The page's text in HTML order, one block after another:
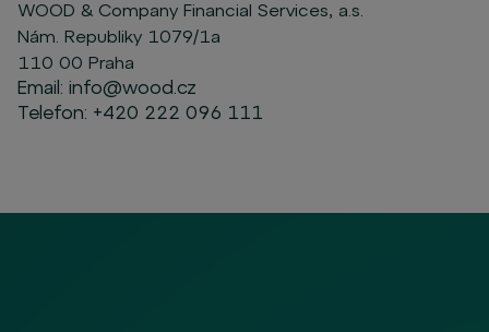
WOOD & Company Financial Services, a.s.
Nám. Republiky 1079/1a
110 00 Praha
Email: info@wood.cz
Telefon: +420 222 096 111